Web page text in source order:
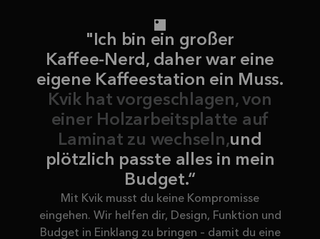
"Ich bin ein großer
Kaffee-Nerd, daher war eine
eigene Kaffeestation ein Muss.
Kvik hat vorgeschlagen, von
einer Holzarbeitsplatte auf
Laminat zu wechseln,und
plötzlich passte alles in mein
Budget.“
Mit Kvik musst du keine Kompromisse
eingehen. Wir helfen dir, Design, Funktion und
Budget in Einklang zu bringen – damit du eine